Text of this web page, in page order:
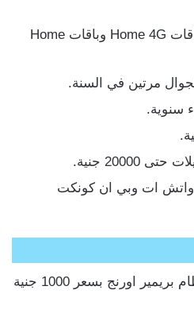
250 جنية خصم على باقات Home 4G وباقات Home
جنية.
واتش ات وبي ان كونكت
أكبر وأغلى باقة في نظام بريمير اورنج بسعر 1000 جنية